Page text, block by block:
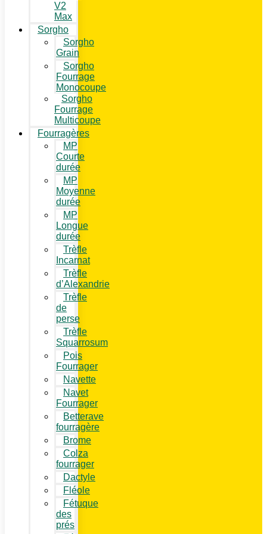
V2
Max
Sorgho
Sorgho
Grain
Sorgho
Fourrage
Monocoupe
Sorgho
Fourrage
Multicoupe
Fourragères
MP
Courte
durée
MP
Moyenne
durée
MP
Longue
durée
Trèfle
Incarnat
Trèfle
d’Alexandrie
Trèfle
de
perse
Trèfle
Squarrosum
Pois
Fourrager
Navette
Navet
Fourrager
Betterave
fourragère
Brome
Colza
fourrager
Dactyle
Fléole
Fétuque
des
prés